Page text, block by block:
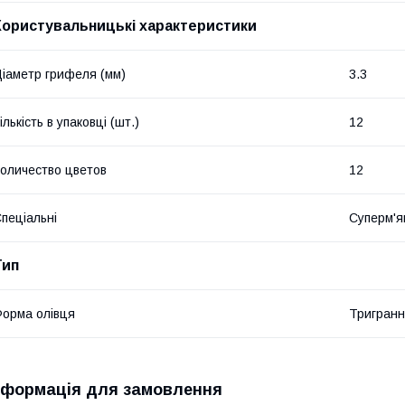
характеристики
грифеля (мм) 3.3
в упаковці (шт.) 12
цветов 12
олівця
для замовлення